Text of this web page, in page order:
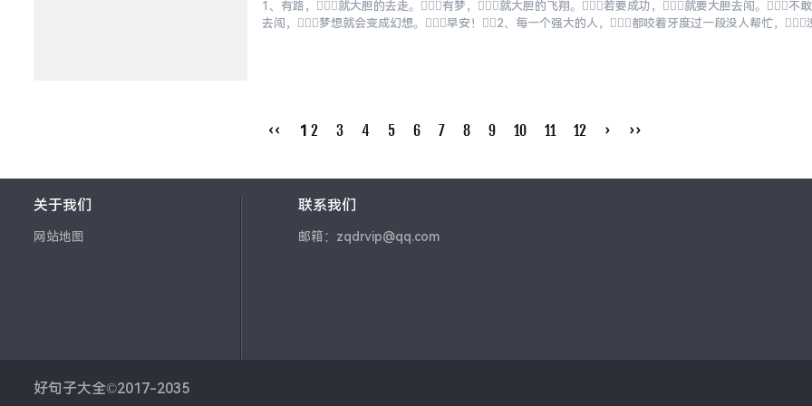
1、有路，就大胆的去走。有梦，就大胆的飞翔。若要成功，就要大胆去闯。不
去闯，梦想就会变成幻想。早安！2、每一个强大的人，都咬着牙度过一段没人帮忙，
‹‹ 1 2 3 4 5 6 7 8 9 10 11 12 › ››
关于我们
网站地图
联系我们
邮箱：zqdrvip@qq.com
好句子大全©2017-2035